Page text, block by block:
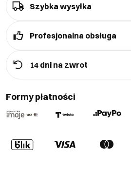
Szybka wysyłka
Profesjonalna obsługa
14 dni na zwrot
Formy płatności